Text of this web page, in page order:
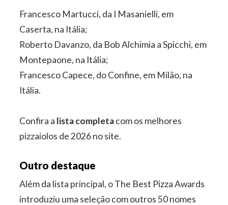
Francesco Martucci, da I Masanielli, em
Caserta, na Itália;
Roberto Davanzo, da Bob Alchimia a Spicchi, em
Montepaone, na Itália;
Francesco Capece, do Confine, em Milão, na
Itália.
Confira a lista completacom os melhores
pizzaiolos de 2026 no site.
Outro destaque
Além da lista principal, o The Best Pizza Awards
introduziu uma seleção com outros 50 nomes